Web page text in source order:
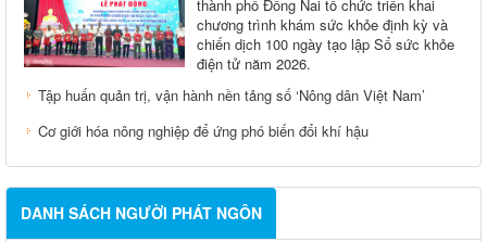
thành phố Đồng Nai tổ chức triển khai
chương trình khám sức khỏe định kỳ và
chiến dịch 100 ngày tạo lập Sổ sức khỏe
điện tử năm 2026.
Tập huấn quản trị, vận hành nền tảng số ‘Nông dân Việt Nam’
Cơ giới hóa nông nghiệp để ứng phó biến đổi khí hậu
DANH SÁCH NGƯỜI PHÁT NGÔN